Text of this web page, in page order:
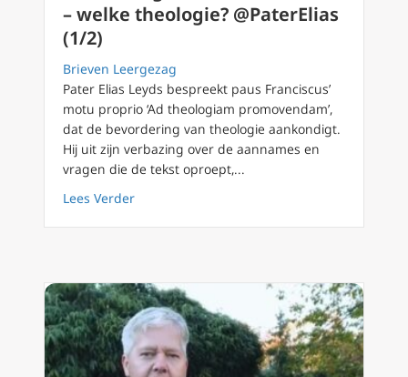
– welke theologie? @PaterElias
(1/2)
Brieven Leergezag
Pater Elias Leyds bespreekt paus Franciscus’
motu proprio ‘Ad theologiam promovendam’,
dat de bevordering van theologie aankondigt.
Hij uit zijn verbazing over de aannames en
vragen die de tekst oproept,...
Lees Verderabout Ad Theologiam Promovendam –